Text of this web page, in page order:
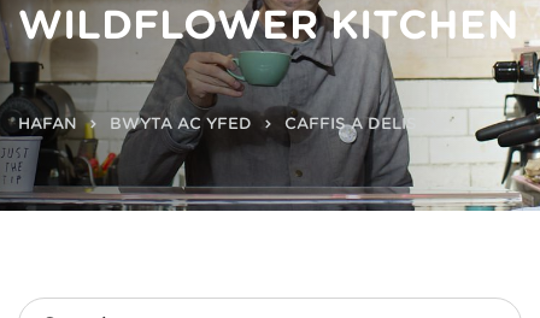
WILDFLOWER KITCHEN
HAFAN BWYTA AC YFED CAFFIS A DELIS